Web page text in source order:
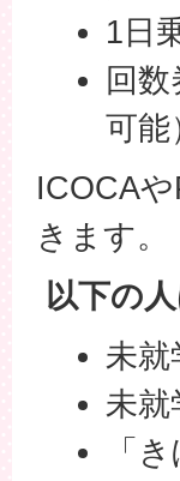
1日
回数
可能
ICOCA
きます。
以下の
未就
未就
「